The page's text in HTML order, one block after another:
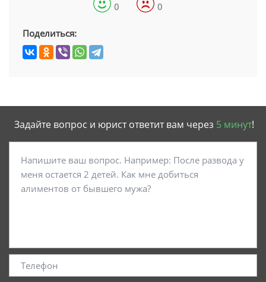
0 0
Поделиться:
Задайте вопрос и юрист ответит вам через 5 минут!